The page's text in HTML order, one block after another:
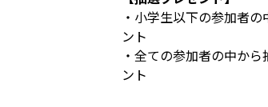
・小学生以下の参加者
ント
・全ての参加者の中か
ント